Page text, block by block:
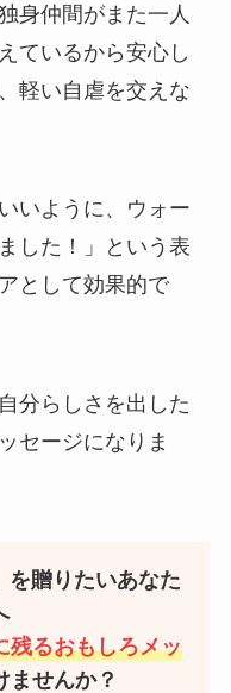
身仲間がまた一人
ているから安心し
軽い自虐を交えな
いように、ウォー
した！」という表
として効果的で
分らしさを出した
セージになりま
を贈りたいあなた
残るおもしろメッ
ませんか？